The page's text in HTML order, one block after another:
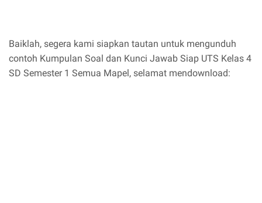
Baiklah, segera kami siapkan tautan untuk mengunduh
contoh Kumpulan Soal dan Kunci Jawab Siap UTS Kelas 4
SD Semester 1 Semua Mapel, selamat mendownload: